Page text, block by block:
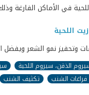
في الأماكن الفارغة
اللحية
استعمالها 3 مرات أسبوعيا قبل تطبيق زيت
الذقن، سيروم اللحية
فراغات الشنب تكثيف الشنب